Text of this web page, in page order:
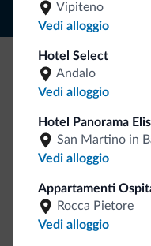
Vipiteno
Vedi alloggio
Hotel Select
Andalo
Vedi alloggio
Hotel Panorama
San Martino in
Vedi alloggio
Appartamenti
Rocca Pietore
Vedi alloggio
Be Original,
Dolomiti.it!